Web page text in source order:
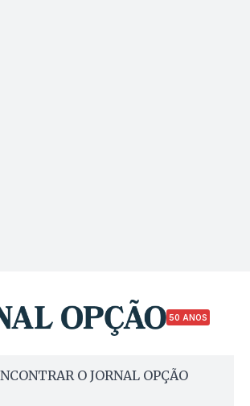
50 ANOS
O JORNAL OPÇÃO